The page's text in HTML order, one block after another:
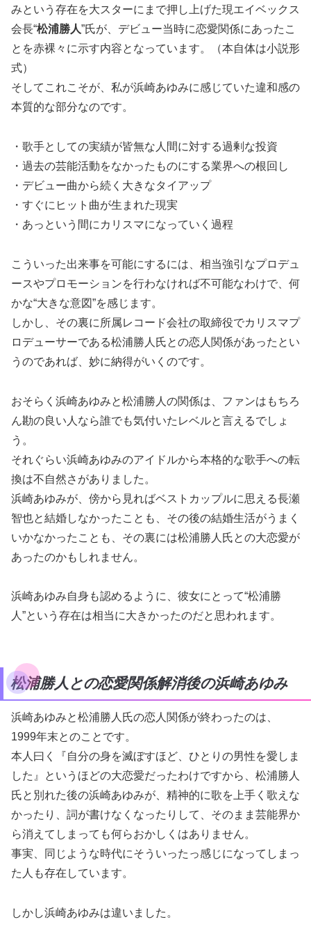
みという存在を大スターにまで押し上げた現エイベックス
会長“松浦勝人”氏が、デビュー当時に恋愛関係にあったこ
とを赤裸々に示す内容となっています。（本自体は小説形
式）
そしてこれこそが、私が浜崎あゆみに感じていた違和感の
本質的な部分なのです。
・歌手としての実績が皆無な人間に対する過剰な投資
・過去の芸能活動をなかったものにする業界への根回し
・デビュー曲から続く大きなタイアップ
・すぐにヒット曲が生まれた現実
・あっという間にカリスマになっていく過程
こういった出来事を可能にするには、相当強引なプロデュ
ースやプロモーションを行わなければ不可能なわけで、何
かな“大きな意図”を感じます。
しかし、その裏に所属レコード会社の取締役でカリスマプ
ロデューサーである松浦勝人氏との恋人関係があったとい
うのであれば、妙に納得がいくのです。
おそらく浜崎あゆみと松浦勝人の関係は、ファンはもちろ
ん勘の良い人なら誰でも気付いたレベルと言えるでしょ
う。
それぐらい浜崎あゆみのアイドルから本格的な歌手への転
換は不自然さがありました。
浜崎あゆみが、傍から見ればベストカップルに思える長瀬
智也と結婚しなかったことも、その後の結婚生活がうまく
いかなかったことも、その裏には松浦勝人氏との大恋愛が
あったのかもしれません。
浜崎あゆみ自身も認めるように、彼女にとって“松浦勝
人”という存在は相当に大きかったのだと思われます。
松浦勝人との恋愛関係解消後の浜崎あゆみ
浜崎あゆみと松浦勝人氏の恋人関係が終わったのは、
1999年末とのことです。
本人曰く『自分の身を滅ぼすほど、ひとりの男性を愛しま
した』というほどの大恋愛だったわけですから、松浦勝人
氏と別れた後の浜崎あゆみが、精神的に歌を上手く歌えな
かったり、詞が書けなくなったりして、そのまま芸能界か
ら消えてしまっても何らおかしくはありません。
事実、同じような時代にそういったっ感じになってしまっ
た人も存在しています。
しかし浜崎あゆみは違いました。